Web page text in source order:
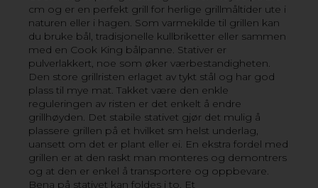
cm og er en perfekt grill for herlige grillmåltider ute i
naturen eller i hagen. Som varmekilde til grillen kan
du bruke bål, tradisjonelle kullbriketter eller sammen
med en Cook King bålpanne. Stativer er
pulverlakkert, noe som øker værbestandigheten.
Den store grillristen erlaget av tykt stål og har god
plass til mye mat. Takket være den enkle
reguleringen av risten er det enkelt å endre
grillhøyden. Det stabile stativet gjør det mulig å
plassere grillen på et hvilket sm helst underlag,
uansett om det er plant eller ei. En ekstra fordel med
grillen er at den raskt man monteres og demontrers
og at den er enkel å transportere og oppbevare.
Bena på stativet kan foldes i to. Et